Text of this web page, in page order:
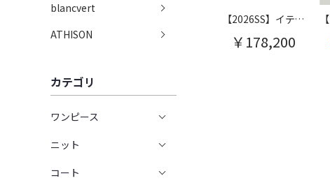
blancvert
ATHISON
カテゴリ
ワンピース
ニット
コート
【2026SS】イティネラ マキシトートバッグ
￥178,200